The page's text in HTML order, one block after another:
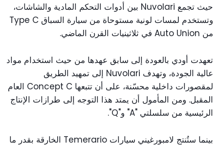
حيث تجمع Nuvolari بين أدوات التحكم المادية والشاشات،
وتستخدم لمسات لونية مستوحاة من سيارة السباق Type C
من Auto Union في ثلاثينيات القرن الماضي.
تعهدت أودي بالعودة إلى سابق عهدها من حيث استخدام مواد
عالية الجودة، وتهدف Nuvolari إلى تمهيد الطريق
لمقصورات داخلية محسّنة، على أن تتبعها Concept C العام
المقبل. ومن المأمول أن يمتد هذا التوجه إلى طرازات الإنتاج
الرئيسية من سلسلتي "A" و"Q".
بينما ستُنتج لامبورغيني سيارات Temerario الخارقة بقدر ما